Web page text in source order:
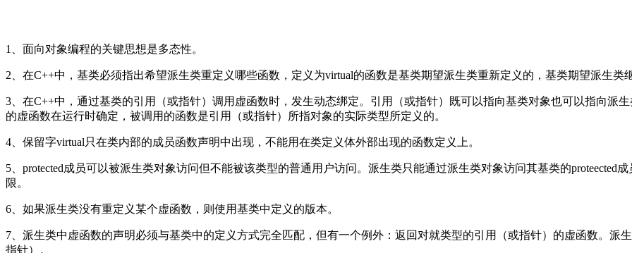
1、面向对象编程的关键思想是多态性。
2、在C++中，基类必须指出希望派生类重定义哪些函数，定义为virtual的函数是基类期望派生类重新定义的，基类期望派生类
3、在C++中，通过基类的引用（或指针）调用虚函数时，发生动态绑定。引用（或指针）既可以指向基类对象也可以指向派
的虚函数在运行时确定，被调用的函数是引用（或指针）所指对象的实际类型所定义的。
4、保留字virtual只在类内部的成员函数声明中出现，不能用在类定义体外部出现的函数定义上。
5、protected成员可以被派生类对象访问但不能被该类型的普通用户访问。派生类只能通过派生类对象访问其基类的proteected
限。
6、如果派生类没有重定义某个虚函数，则使用基类中定义的版本。
7、派生类中虚函数的声明必须与基类中的定义方式完全匹配，但有一个例外：返回对就类型的引用（或指针）的虚函数。派
指针）。